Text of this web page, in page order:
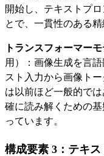
開始し、テキストプ
とで、一貫性のある
トランスフォーマー
用）：画像生成を言
スト入力から画像ト
は以前ほど一般的で
確に読み解くための
っています。
構成要素 3：テキ